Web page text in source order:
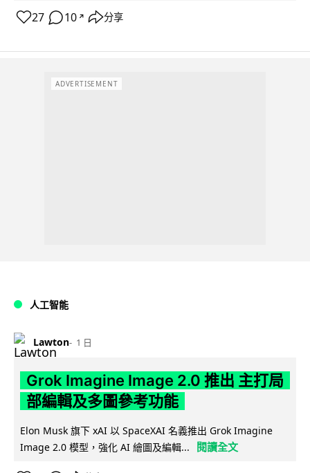
27 10 ↗ 分享
ADVERTISEMENT
人工智能
Lawton 1 日
Grok Imagine Image 2.0 推出 主打局
部編輯及多圖參考功能
Elon Musk 旗下 xAI 以 SpaceXAI 名義推出 Grok Imagine
Image 2.0 模型，強化 AI 繪圖及編輯...
閱讀全文